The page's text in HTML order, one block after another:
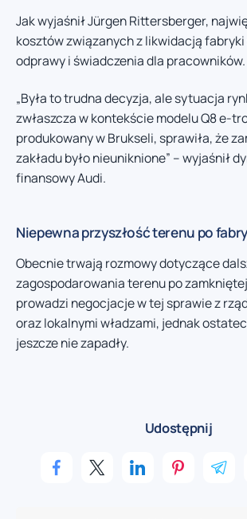
Jak wyjaśnił Jürgen Rittersberger,
kosztów związanych z likwidacją
odprawy i świadczenia dla pracowników.
„Była to trudna decyzja, ale sytuacja
zwłaszcza w kontekście modelu Q8 e-
produkowany w Brukseli, sprawiła, że
zakładu było nieuniknione” – wyjaśnił
finansowy Audi.
Niepewna przyszłość terenu po
Obecnie trwają rozmowy dotyczące
zagospodarowania terenu po
prowadzi negocjacje w tej sprawie z
oraz lokalnymi władzami, jednak
jeszcze nie zapadły.
Udostępnij